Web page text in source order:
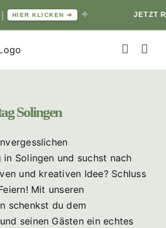
KLICKEN ➔ ✦ JETZT
Solingen
Solingen und suchst nach
und kreativen Idee? Schluss
Mit unseren
schenkst du dem
seinen Gästen ein echtes